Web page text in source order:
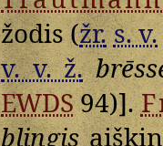
žodis (žr.s. v.
v. v. ž.
EWDS94)].
blingis